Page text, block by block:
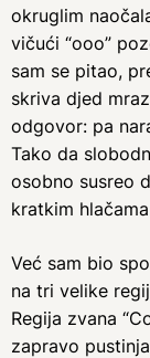
okruglim
vičući “ooo”
sam se pitao,
skriva djed
odgovor: pa
Tako da
osobno susreo
kratkim
Već sam bio
na tri velike
Regija zvana
zapravo